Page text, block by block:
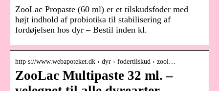
ZooLac Propaste (60 ml) er et tilskudsfoder med
højt indhold af probiotika til stabilisering af
fordøjelsen hos dyr – Bestil inden kl.
http s://www.webapoteket.dk › dyr › fodertilskud › zool…
ZooLac Multipaste 32 ml. –